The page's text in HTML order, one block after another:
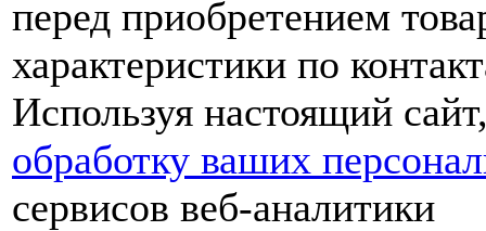
перед приобретением
характеристики по
Используя настоящий
обработку ваших
сервисов веб-аналитики